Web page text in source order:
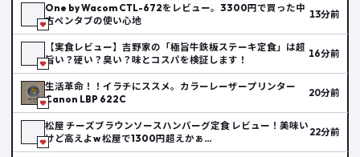
One by Wacom CTL-672をレビュー。3300円で買った中
古ペンタブの使い心地
13分前
【実食レビュー】吉野家の「極旨牛鉄板ステーキ定食」は超
旨い？硬い？臭い？味とコスパを検証します！
16分前
生活革命！！イラチにススメ。カラーレーザープリンター
Canon LBP 622C
20分前
松屋 チーズブラウンソースハンバーグ定食 レビュー！美味い
けど高えよw 松屋で1300円超えかぁ…
22分前